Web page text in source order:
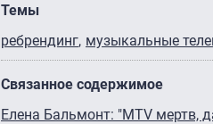
Темы
ребрендинг музыкальные
Связанное содержимое
Елена Бальмонт: "MTV мертв,